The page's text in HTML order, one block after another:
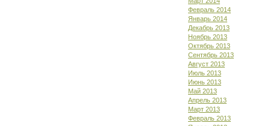
Февраль 2014
Январь 2014
Декабрь 2013
Ноябрь 2013
Октябрь 2013
Сентябрь 2013
Август 2013
Июль 2013
Июнь 2013
Май 2013
Апрель 2013
Март 2013
Февраль 2013